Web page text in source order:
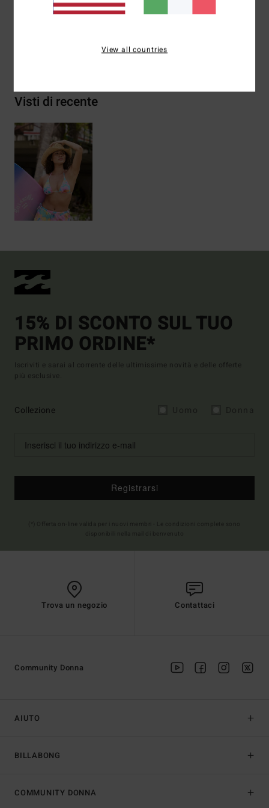
22% elastan
Spedizioni e Resi
Visti di recente
15% DI SCONTO SUL TUO
PRIMO ORDINE*
Iscriviti e sarai al corrente delle ultimissime novità e delle offerte
più esclusive.
Collezione
Registrarsi
Trova un negozio Contattaci
AIUTO
BILLABONG
Community Donna
COMMUNITY DONNA
View all countries